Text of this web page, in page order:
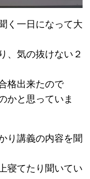
く一日になって大
、気の抜けない２
格出来たので
かと思っていま
り講義の内容を聞
寝てたり聞いてい